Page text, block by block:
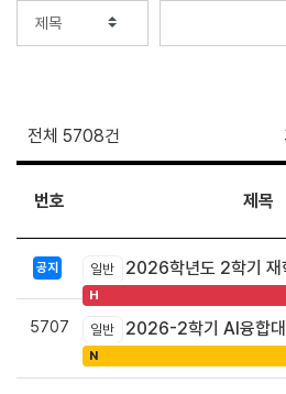
전체 5708건
번호 제목
공지 일반 2026학년도 2학기 재
H
5707 일반 2026-2학기 AI융합대학
N